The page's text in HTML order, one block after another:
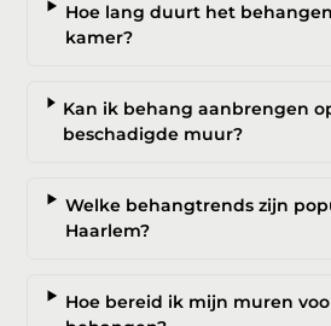
Hoe lang duurt het
kamer?
Kan ik behang aanbrengen
beschadigde muur?
Welke behangtrends zijn
Haarlem?
Hoe bereid ik mijn muren